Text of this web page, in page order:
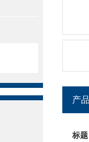
产
标